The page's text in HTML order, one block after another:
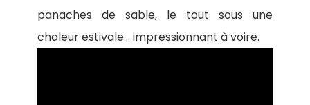
panaches de sable, le tout sous une
chaleur estivale… impressionnant à voire.